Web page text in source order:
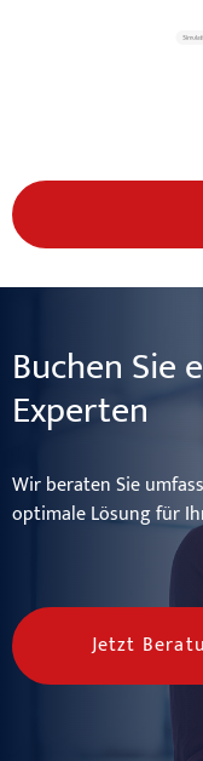
Buchen Sie
Experten
Wir beraten Sie
optimale Lösung für
Jetzt